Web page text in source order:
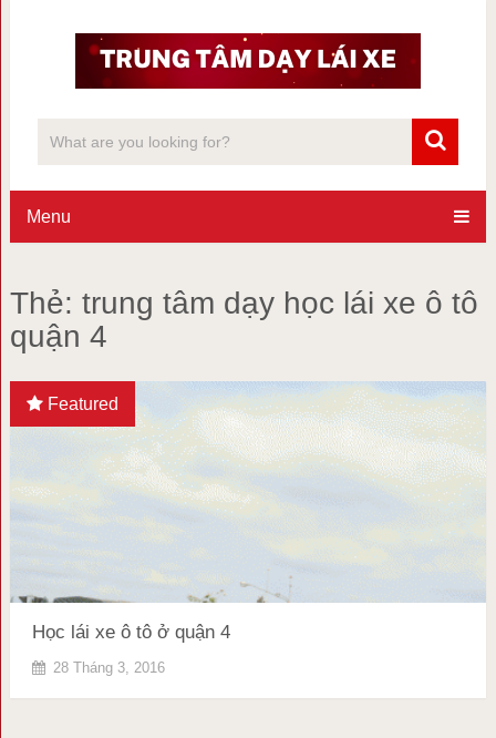
Menu
Thẻ: trung tâm dạy học lái xe ô tô
quận 4
Featured
Học lái xe ô tô ở quận 4
28 Tháng 3, 2016